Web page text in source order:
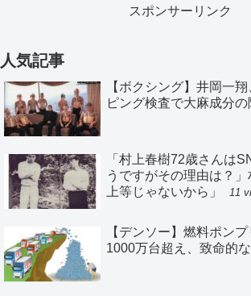
スポンサーリンク
人気記事
【ボクシング】井岡一
ピング検査で大麻成分
「村上春樹72歳さんは
うですがその理由は？
上等じゃないから」
11
【デンソー】燃料ポン
1000万台超え、致命的な